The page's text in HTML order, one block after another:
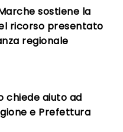
sostiene la
ricorso presentato
regionale
chiede aiuto ad
e Prefettura